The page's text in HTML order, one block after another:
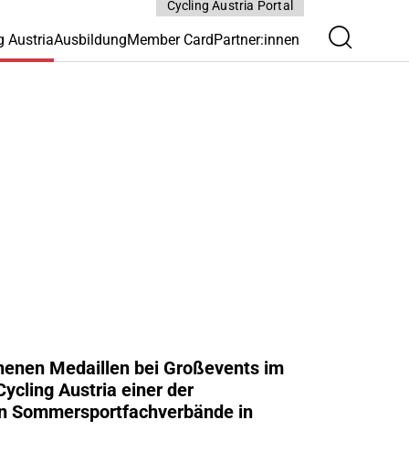
AustriaAusbildungMember CardPartner:innen
Cycling Austria Portal
Medaillen bei Großevents im
Austria einer der
Sommersportfachverbände in